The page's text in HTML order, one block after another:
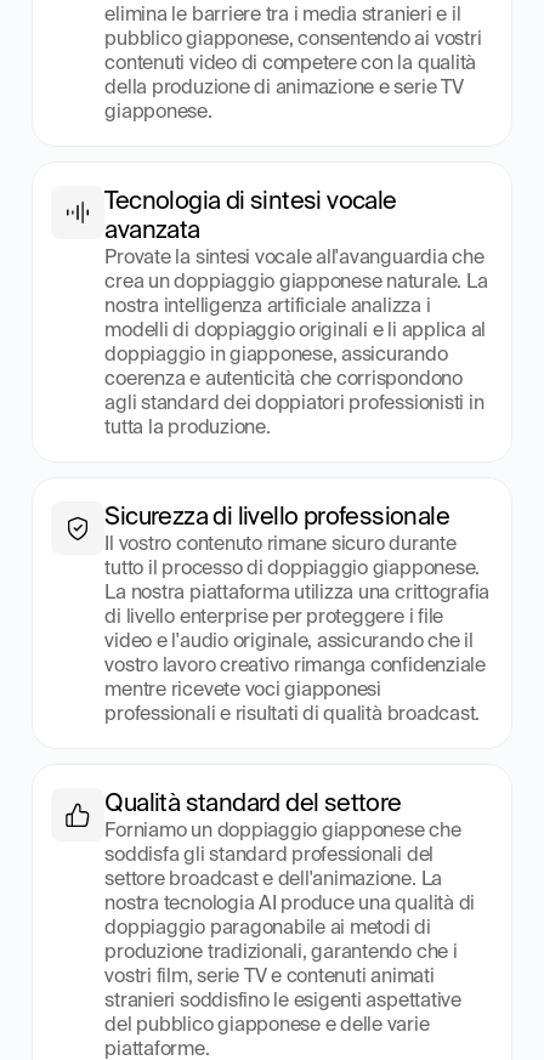
elimina le barriere tra i media stranieri e il
pubblico giapponese, consentendo ai vostri
contenuti video di competere con la qualità
della produzione di animazione e serie TV
giapponese.
Tecnologia di sintesi vocale
avanzata
Provate la sintesi vocale all'avanguardia che
crea un doppiaggio giapponese naturale. La
nostra intelligenza artificiale analizza i
modelli di doppiaggio originali e li applica al
doppiaggio in giapponese, assicurando
coerenza e autenticità che corrispondono
agli standard dei doppiatori professionisti in
tutta la produzione.
Sicurezza di livello professionale
Il vostro contenuto rimane sicuro durante
tutto il processo di doppiaggio giapponese.
La nostra piattaforma utilizza una crittografia
di livello enterprise per proteggere i file
video e l'audio originale, assicurando che il
vostro lavoro creativo rimanga confidenziale
mentre ricevete voci giapponesi
professionali e risultati di qualità broadcast.
Qualità standard del settore
Forniamo un doppiaggio giapponese che
soddisfa gli standard professionali del
settore broadcast e dell'animazione. La
nostra tecnologia AI produce una qualità di
doppiaggio paragonabile ai metodi di
produzione tradizionali, garantendo che i
vostri film, serie TV e contenuti animati
stranieri soddisfino le esigenti aspettative
del pubblico giapponese e delle varie
piattaforme.